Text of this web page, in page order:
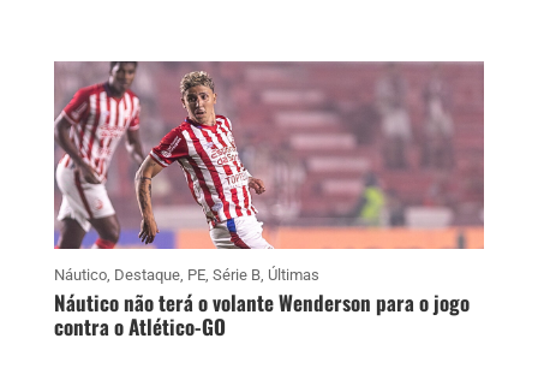
Náutico, Destaque, PE, Série B, Últimas
Náutico não terá o volante Wenderson para o jogo
contra o Atlético-GO